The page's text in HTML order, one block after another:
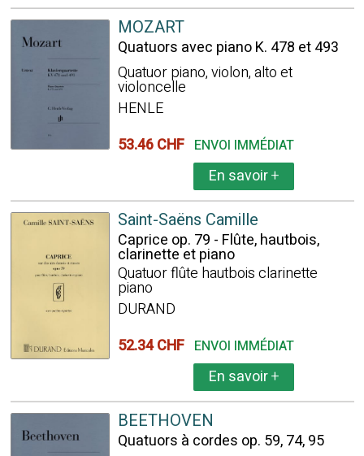
MOZART
Quatuors avec piano K. 478 et 493
Quatuor piano, violon, alto et
violoncelle
HENLE
53.46 CHF ENVOI IMMÉDIAT
En savoir+
Saint-Saëns Camille
Caprice op. 79 - Flûte, hautbois,
clarinette et piano
Quatuor flûte hautbois clarinette
piano
DURAND
52.34 CHF ENVOI IMMÉDIAT
En savoir+
BEETHOVEN
Quatuors à cordes op. 59, 74, 95